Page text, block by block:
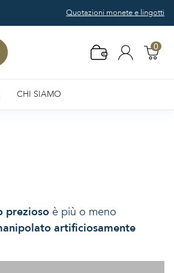
Quotazioni monete e lingotti
0
CHI SIAMO
prezioso è più o meno
artificiosamente